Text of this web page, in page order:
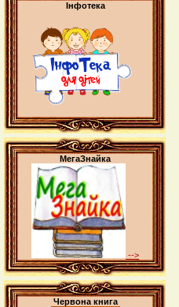
Інфотека
МегаЗнайка
-->
Червона книга